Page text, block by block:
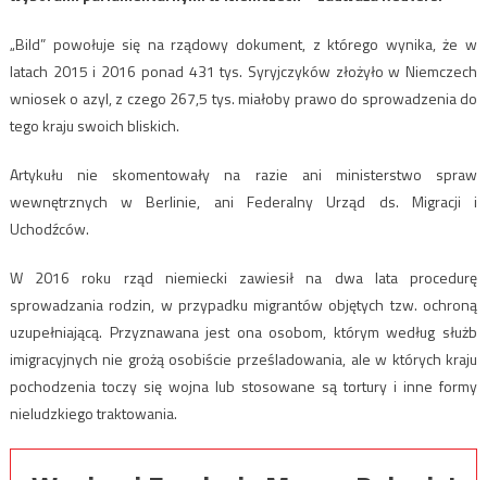
„Bild” powołuje się na rządowy dokument, z którego wynika, że w
latach 2015 i 2016 ponad 431 tys. Syryjczyków złożyło w Niemczech
wniosek o azyl, z czego 267,5 tys. miałoby prawo do sprowadzenia do
tego kraju swoich bliskich.
Artykułu nie skomentowały na razie ani ministerstwo spraw
wewnętrznych w Berlinie, ani Federalny Urząd ds. Migracji i
Uchodźców.
W 2016 roku rząd niemiecki zawiesił na dwa lata procedurę
sprowadzania rodzin, w przypadku migrantów objętych tzw. ochroną
uzupełniającą. Przyznawana jest ona osobom, którym według służb
imigracyjnych nie grożą osobiście prześladowania, ale w których kraju
pochodzenia toczy się wojna lub stosowane są tortury i inne formy
nieludzkiego traktowania.